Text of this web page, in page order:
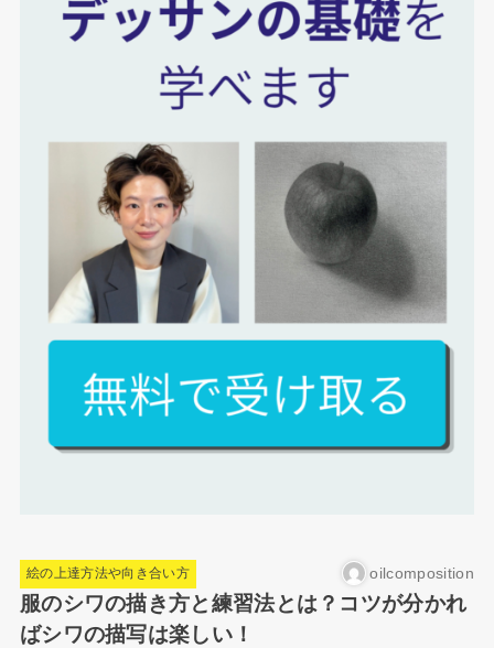
絵の上達方法や向き合い方 oilcomposition
服のシワの描き方と練習法とは？コツが分かれ
ばシワの描写は楽しい！